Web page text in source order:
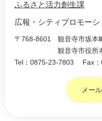
ふるさと活力創生課
広報・シティプロモー
〒768-8601
観音寺市坂本
観音寺市役所
Tel：0875-23-7803
Fax
メー